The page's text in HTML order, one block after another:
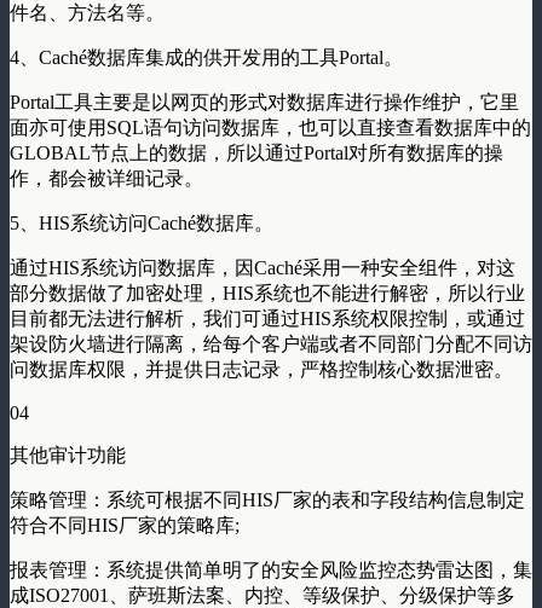
件名、方法名等。
4、Caché数据库集成的供开发用的工具Portal。
Portal工具主要是以网页的形式对数据库进行操作维护，它里
面亦可使用SQL语句访问数据库，也可以直接查看数据库中的
GLOBAL节点上的数据，所以通过Portal对所有数据库的操
作，都会被详细记录。
5、HIS系统访问Caché数据库。
通过HIS系统访问数据库，因Caché采用一种安全组件，对这
部分数据做了加密处理，HIS系统也不能进行解密，所以行业
目前都无法进行解析，我们可通过HIS系统权限控制，或通过
架设防火墙进行隔离，给每个客户端或者不同部门分配不同访
问数据库权限，并提供日志记录，严格控制核心数据泄密。
04
其他审计功能
策略管理：系统可根据不同HIS厂家的表和字段结构信息制定
符合不同HIS厂家的策略库;
报表管理：系统提供简单明了的安全风险监控态势雷达图，集
成ISO27001、萨班斯法案、内控、等级保护、分级保护等多